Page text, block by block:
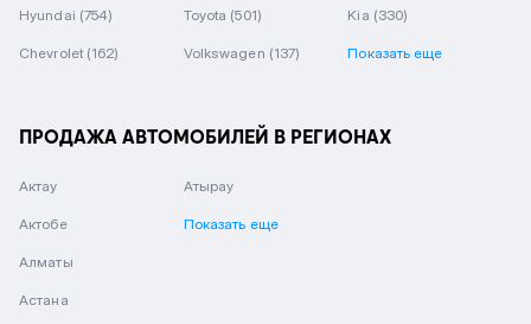
Hyundai (754) Toyota (501) Kia (330)
Chevrolet (162) Volkswagen (137) Показать еще
ПРОДАЖА АВТОМОБИЛЕЙ В РЕГИОНАХ
Актау
Актобе
Алматы
Астана
Атырау
Показать еще